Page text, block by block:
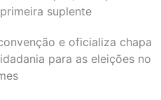
suplente
e oficializa chapa
para as eleições no